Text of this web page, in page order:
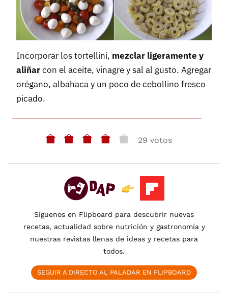
Incorporar los tortellini, mezclar ligeramente y
aliñarcon el aceite, vinagre y sal al gusto. Agregar
orégano, albahaca y un poco de cebollino fresco
picado.
29 votos
Síguenos en Flipboard para descubrir nuevas
recetas, actualidad sobre nutrición y gastronomía y
nuestras revistas llenas de ideas y recetas para
todos.
SEGUIR A DIRECTO AL PALADAR EN FLIPBOARD